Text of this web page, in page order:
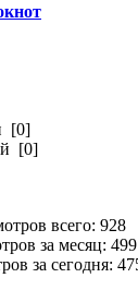
[0]
[0]
всего: 928
за месяц: 499
за сегодня: